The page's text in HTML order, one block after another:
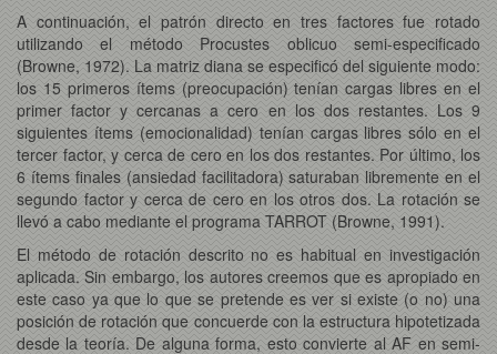
A continuación, el patrón directo en tres factores fue rotado
utilizando el método Procustes oblicuo semi-especificado
(Browne, 1972). La matriz diana se especificó del siguiente modo:
los 15 primeros ítems (preocupación) tenían cargas libres en el
primer factor y cercanas a cero en los dos restantes. Los 9
siguientes ítems (emocionalidad) tenían cargas libres sólo en el
tercer factor, y cerca de cero en los dos restantes. Por último, los
6 ítems finales (ansiedad facilitadora) saturaban libremente en el
segundo factor y cerca de cero en los otros dos. La rotación se
llevó a cabo mediante el programa TARROT (Browne, 1991).
El método de rotación descrito no es habitual en investigación
aplicada. Sin embargo, los autores creemos que es apropiado en
este caso ya que lo que se pretende es ver si existe (o no) una
posición de rotación que concuerde con la estructura hipotetizada
desde la teoría. De alguna forma, esto convierte al AF en semi-